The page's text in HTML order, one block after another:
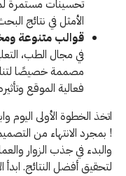
الأمثل في نتائج
قوالب متنوعة
في مجال الطب،
مصممة خصيصًا
فعالية الموقع
اتخذ الخطوة الأولى اليوم
! بمجرد الانتهاء من
والبدء في جذب الزوار
لتحقيق أفضل النتائج. ابدأ